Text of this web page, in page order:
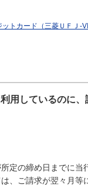
ットカード（三菱ＵＦＪ-
用しているのに
定の締め日までに
、ご請求が翌々月